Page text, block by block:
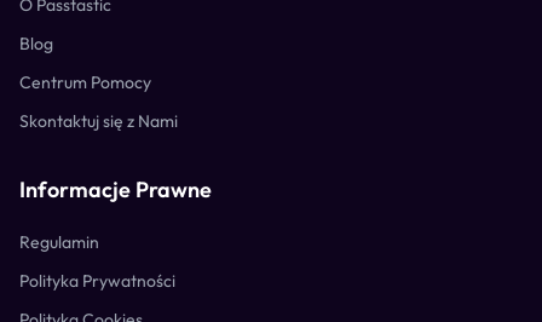
O Passtastic
Blog
Centrum Pomocy
Skontaktuj się z Nami
Informacje Prawne
Regulamin
Polityka Prywatności